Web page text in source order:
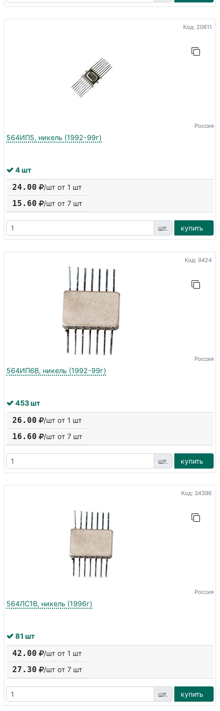
Код: 20611
Россия
564ИП5, никель (1992-99г)
4 шт
24.00 /шт от 1 шт
15.60 /шт от 7 шт
шт. купить
Код: 9424
Россия
564ИП6В, никель (1992-99г)
453 шт
26.00 /шт от 1 шт
16.60 /шт от 7 шт
шт. купить
Код: 34396
Россия
564ЛС1В, никель (1996г)
81 шт
42.00 /шт от 1 шт
27.30 /шт от 7 шт
шт. купить